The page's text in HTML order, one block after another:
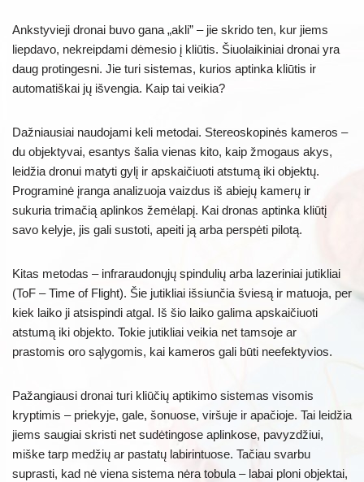
Ankstyvieji dronai buvo gana „akli” – jie skrido ten, kur jiems
liepdavo, nekreipdami dėmesio į kliūtis. Šiuolaikiniai dronai yra
daug protingesni. Jie turi sistemas, kurios aptinka kliūtis ir
automatiškai jų išvengia. Kaip tai veikia?
Dažniausiai naudojami keli metodai. Stereoskopinės kameros –
du objektyvai, esantys šalia vienas kito, kaip žmogaus akys,
leidžia dronui matyti gylį ir apskaičiuoti atstumą iki objektų.
Programinė įranga analizuoja vaizdus iš abiejų kamerų ir
sukuria trimačią aplinkos žemėlapį. Kai dronas aptinka kliūtį
savo kelyje, jis gali sustoti, apeiti ją arba perspėti pilotą.
Kitas metodas – infraraudonųjų spindulių arba lazeriniai jutikliai
(ToF – Time of Flight). Šie jutikliai išsiunčia šviesą ir matuoja, per
kiek laiko ji atsispindi atgal. Iš šio laiko galima apskaičiuoti
atstumą iki objekto. Tokie jutikliai veikia net tamsoje ar
prastomis oro sąlygomis, kai kameros gali būti neefektyvios.
Pažangiausi dronai turi kliūčių aptikimo sistemas visomis
kryptimis – priekyje, gale, šonuose, viršuje ir apačioje. Tai leidžia
jiems saugiai skristi net sudėtingose aplinkose, pavyzdžiui,
miške tarp medžių ar pastatų labirintuose. Tačiau svarbu
suprasti, kad nė viena sistema nėra tobula – labai ploni objektai,